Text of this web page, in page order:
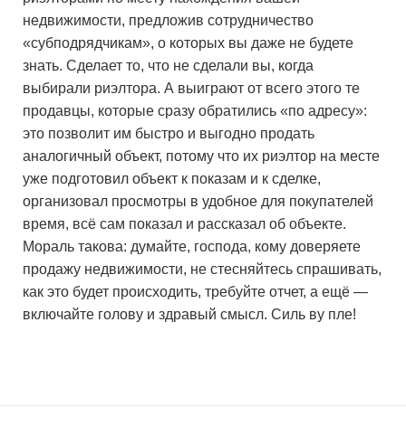
недвижимости, предложив сотрудничество
«субподрядчикам», о которых вы даже не будете
знать. Сделает то, что не сделали вы, когда
выбирали риэлтора. А выиграют от всего этого те
продавцы, которые сразу обратились «по адресу»:
это позволит им быстро и выгодно продать
аналогичный объект, потому что их риэлтор на месте
уже подготовил объект к показам и к сделке,
организовал просмотры в удобное для покупателей
время, всё сам показал и рассказал об объекте.
Мораль такова: думайте, господа, кому доверяете
продажу недвижимости, не стесняйтесь спрашивать,
как это будет происходить, требуйте отчет, а ещё —
включайте голову и здравый смысл. Силь ву пле!